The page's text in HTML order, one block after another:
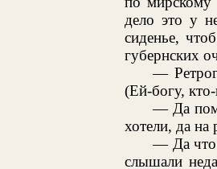
дело это у
сиденье,
губернских
—
(Ей-богу,
— Да
хотели, да на
— Да что
слышали